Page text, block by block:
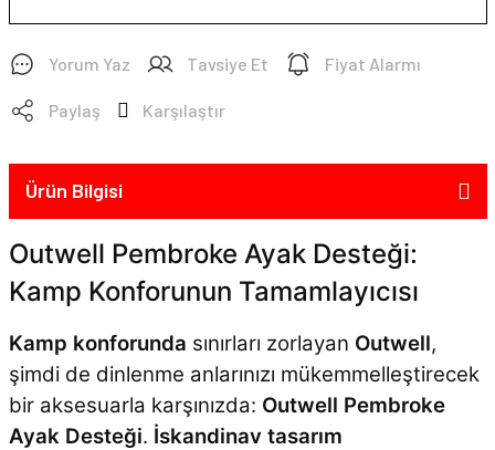
Yorum Yaz Tavsiye Et Fiyat Alarmı
Paylaş Karşılaştır
Ürün Bilgisi
Outwell Pembroke Ayak Desteği:
Kamp Konforunun Tamamlayıcısı
Kamp konforunda sınırları zorlayan Outwell,
şimdi de dinlenme anlarınızı mükemmelleştirecek
bir aksesuarla karşınızda: Outwell Pembroke
Ayak Desteği. İskandinav tasarım